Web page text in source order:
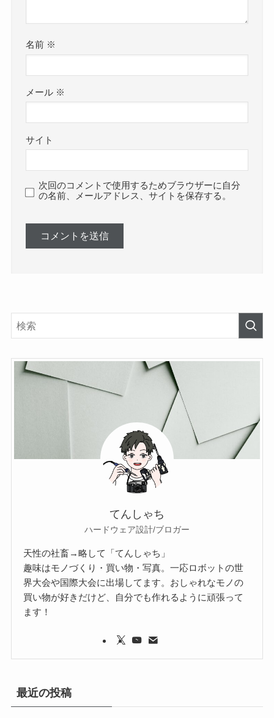
名前 ※
メール ※
サイト
次回のコメントで使用するためブラウザーに自分
の名前、メールアドレス、サイトを保存する。
てんしゃち
ハードウェア設計/ブロガー
天性の社畜→略して「てんしゃち」
趣味はモノづくり・買い物・写真。一応ロボットの世
界大会や国際大会に出場してます。おしゃれなモノの
買い物が好きだけど、自分でも作れるように頑張って
ます！
最近の投稿